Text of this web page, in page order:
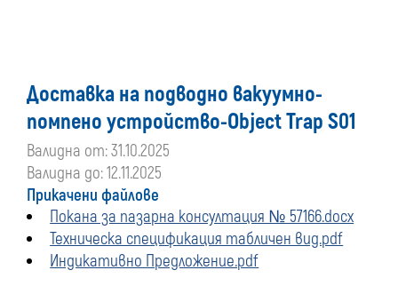
Доставка на подводно вакуумно-
помпено устройство-Object Trap S01
Валидна от: 31.10.2025
Валидна до: 12.11.2025
Прикачени файлове
Покана за пазарна консултация № 57166.docx
Техническа спецификация табличен вид.pdf
Индикативно Предложение.pdf